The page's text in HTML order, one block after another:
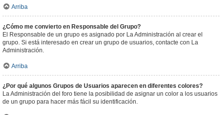
Arriba
¿Cómo me convierto en Responsable del Grupo?
El Responsable de un grupo es asignado por La Administración al crear el
grupo. Si está interesado en crear un grupo de usuarios, contacte con La
Administración.
Arriba
¿Por qué algunos Grupos de Usuarios aparecen en diferentes colores?
La Administración del foro tiene la posibilidad de asignar un color a los usuarios
de un grupo para hacer más fácil su identificación.